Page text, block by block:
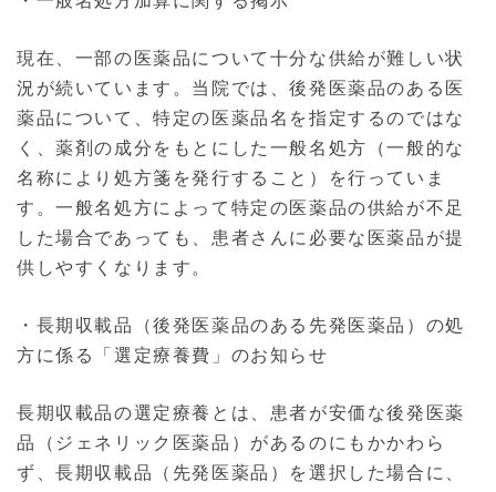
現在、一部の医薬品について十分な供給が難しい状
況が続いています。当院では、後発医薬品のある医
薬品について、特定の医薬品名を指定するのではな
く、薬剤の成分をもとにした一般名処方（一般的な
名称により処方箋を発行すること）を行っていま
す。一般名処方によって特定の医薬品の供給が不足
した場合であっても、患者さんに必要な医薬品が提
供しやすくなります。
・長期収載品（後発医薬品のある先発医薬品）の処
方に係る「選定療養費」のお知らせ
長期収載品の選定療養とは、患者が安価な後発医薬
品（ジェネリック医薬品）があるのにもかかわら
ず、長期収載品（先発医薬品）を選択した場合に、